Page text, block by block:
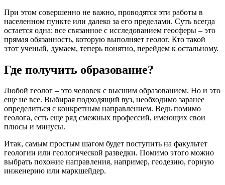
При этом совершенно не важно, проводятся эти работы в
населенном пункте или далеко за его пределами. Суть всегда
остается одна: все связанное с исследованием геосферы – это
прямая обязанность, которую выполняет геолог. Кто такой
этот ученый, думаем, теперь понятно, перейдем к остальному.
Где получить образование?
Любой геолог – это человек с высшим образованием. Но и это
еще не все. Выбирая подходящий вуз, необходимо заранее
определиться с конкретным направлением. Ведь помимо
геолога, есть еще ряд смежных профессий, имеющих свои
плюсы и минусы.
Итак, самым простым шагом будет поступить на факультет
геологии или геологической разведки. Помимо этого можно
выбрать похожие направления, например, геодезию, горную
инженерию или маркшейдер.